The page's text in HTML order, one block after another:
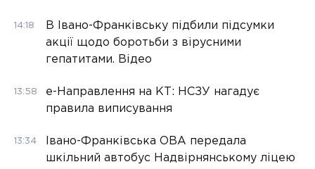
14:18
В Івано-Франківську підбили підсумки
акції щодо боротьби з вірусними
гепатитами. Відео
13:58
е-Направлення на КТ: НСЗУ нагадує
правила виписування
13:34
Івано-Франківська ОВА передала
шкільний автобус Надвірнянському ліцею